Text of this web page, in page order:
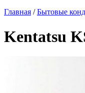
Главная /Бытовые
Kentatsu